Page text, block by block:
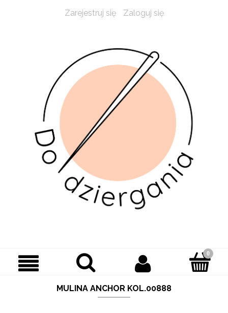
Zarejestruj się Zaloguj się
MULINA ANCHOR KOL.00888